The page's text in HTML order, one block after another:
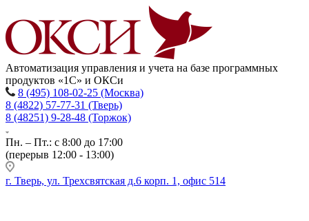
Автоматизация управления и учета на базе программных
продуктов «1С» и ОКСи
8 (495) 108-02-25 (Москва)
8 (4822) 57-77-31 (Тверь)
8 (48251) 9-28-48 (Торжок)
Пн. – Пт.: с 8:00 до 17:00
(перерыв 12:00 - 13:00)
г. Тверь, ул. Трехсвятская д.6 корп. 1, офис 514